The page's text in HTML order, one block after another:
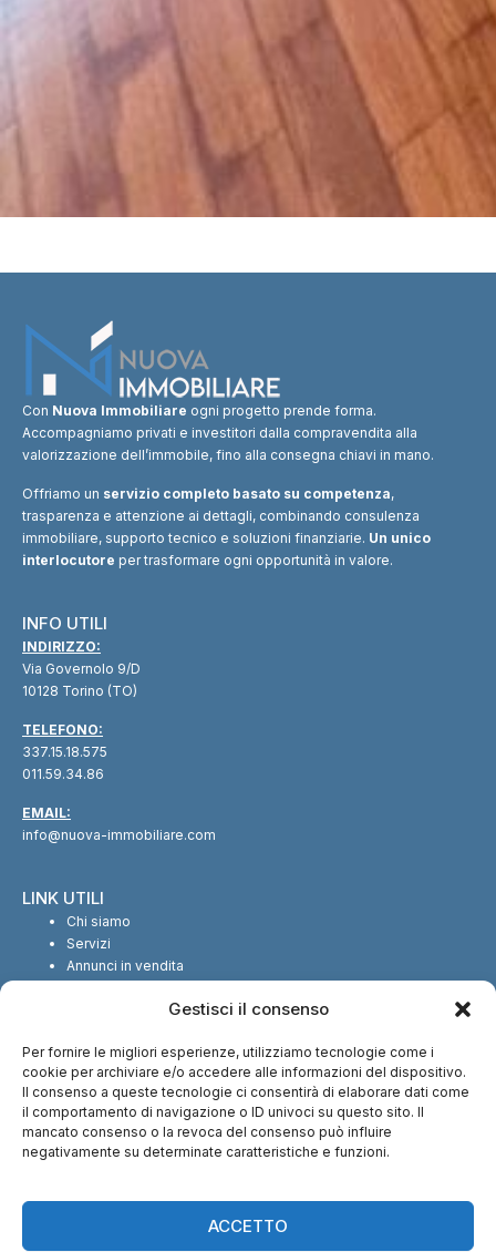
Gestisci il consenso
Per fornire le migliori esperienze, utilizziamo tecnologie come i
cookie per archiviare e/o accedere alle informazioni del dispositivo.
Il consenso a queste tecnologie ci consentirà di elaborare dati come
il comportamento di navigazione o ID univoci su questo sito. Il
mancato consenso o la revoca del consenso può influire
negativamente su determinate caratteristiche e funzioni.
ACCETTO
Con Nuova Immobiliare ogni progetto prende forma.
Accompagniamo privati e investitori dalla compravendita alla
valorizzazione dell’immobile, fino alla consegna chiavi in mano.
Offriamo un servizio completo basato su competenza,
trasparenza e attenzione ai dettagli, combinando consulenza
immobiliare, supporto tecnico e soluzioni finanziarie. Un unico
interlocutore per trasformare ogni opportunità in valore.
INFO UTILI
INDIRIZZO:
Via Governolo 9/D
10128 Torino (TO)
TELEFONO:
337.15.18.575
011.59.34.86
EMAIL:
info@nuova-immobiliare.com
LINK UTILI
Chi siamo
Servizi
Annunci in vendita
SEGUICI SUI SOCIAL
CI TROVI ANCHE SU: